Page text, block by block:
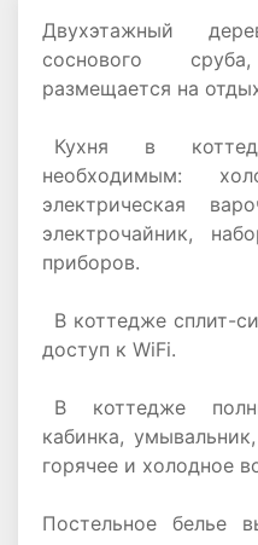
Двухэтажный
соснового
размещается на
Кухня в
необходимым:
электрическая
электрочайник,
приборов.
В коттедже сплит-
доступ к WiFi.
В коттедже
кабинка,
горячее и холодное
Постельное белье